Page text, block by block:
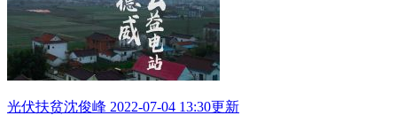
光伏扶贫沈俊峰 2022-07-04 13:30更新